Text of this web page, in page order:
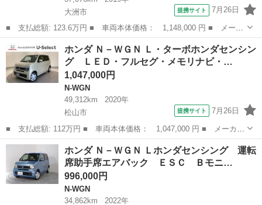
大洲市
提携サイト 7月26日
■ 支払総額: 123.6万円 ■ 車両本体価格： 1,148,000 円 ■ メーカ
ー名： ホンダ ■ 車種名： Ｎ－ＷＧＮカスタム ■ グレード
名： Ｌホンダセンシング ＨｏｎｄａＳＥＮＳＩＮＧ純正ナビＥＴ
Ｃ０４ ブル...
愛媛 大洲市 N-WGN
ホンダ Ｎ－ＷＧＮ Ｌ・ターボホンダセンシン
グ ＬＥＤ・フルセグ・メモリナビ・…
1,047,000円
N-WGN
49,312km
2020年
松山市
提携サイト 7月26日
■ 支払総額: 112万円 ■ 車両本体価格： 1,047,000 円 ■ メーカー
名： ホンダ ■ 車種名： Ｎ－ＷＧＮ ■ グレード名： Ｌ・ター
ボホンダセンシング ＬＥＤ・フルセグ・メモリナビ・ＤＶＤ・バッ
クカメラ・...
愛媛 松山市 N-WGN
ホンダ Ｎ－ＷＧＮ Ｌホンダセンシング 運転
席助手席エアバック ＥＳＣ Ｂモニ…
996,000円
N-WGN
34,862km
2022年